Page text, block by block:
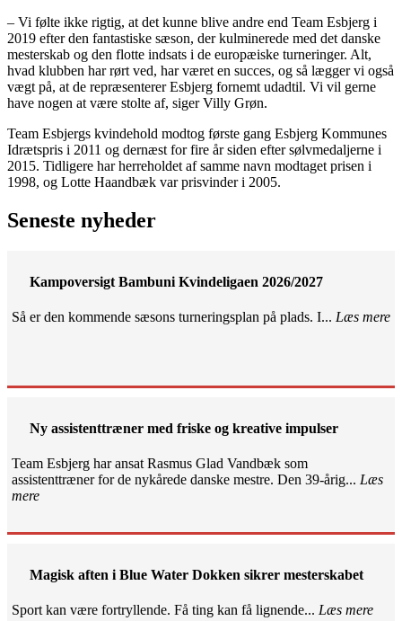
– Vi følte ikke rigtig, at det kunne blive andre end Team Esbjerg i
2019 efter den fantastiske sæson, der kulminerede med det danske
mesterskab og den flotte indsats i de europæiske turneringer. Alt,
hvad klubben har rørt ved, har været en succes, og så lægger vi også
vægt på, at de repræsenterer Esbjerg fornemt udadtil. Vi vil gerne
have nogen at være stolte af, siger Villy Grøn.
Team Esbjergs kvindehold modtog første gang Esbjerg Kommunes
Idrætspris i 2011 og dernæst for fire år siden efter sølvmedaljerne i
2015. Tidligere har herreholdet af samme navn modtaget prisen i
1998, og Lotte Haandbæk var prisvinder i 2005.
Seneste nyheder
Kampoversigt Bambuni Kvindeligaen 2026/2027
Så er den kommende sæsons turneringsplan på plads. I... Læs mere
Ny assistenttræner med friske og kreative impulser
Team Esbjerg har ansat Rasmus Glad Vandbæk som
assistenttræner for de nykårede danske mestre. Den 39-årig... Læs
mere
Magisk aften i Blue Water Dokken sikrer mesterskabet
Sport kan være fortryllende. Få ting kan få lignende... Læs mere